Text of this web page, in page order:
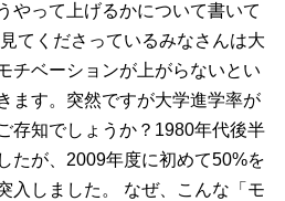
やって上げるかについて書いて
てくださっているみなさんは大
チベーションが上がらないとい
ます。突然ですが大学進学率が
存知でしょうか？1980年代後半
たが、2009年度に初めて50%を
入しました。 なぜ、こんな「モ